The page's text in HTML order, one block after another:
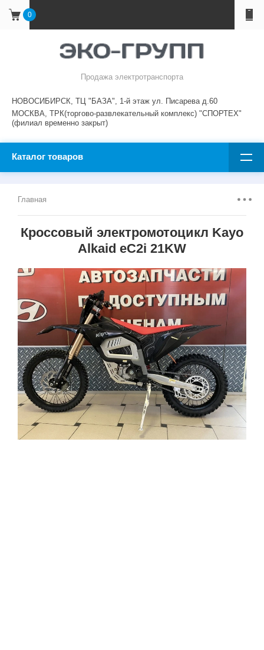
0
Продажа электротранспорта
НОВОСИБИРСК, ТЦ "БАЗА", 1-й этаж ул. Писарева д.60
МОСКВА, ТРК(торгово-развлекательный комплекс) "CПОРТEX"
(филиал временно закрыт)
Каталог товаров
Главная
Кроссовый электромотоцикл Kayo
Alkaid eC2i 21KW